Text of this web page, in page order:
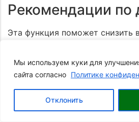
Мы используем куки для
сайта согласно Политике
Отклонить
Рекомендации по
Эта функция поможет снизить
Монитор энергии
Главная Каталог
0